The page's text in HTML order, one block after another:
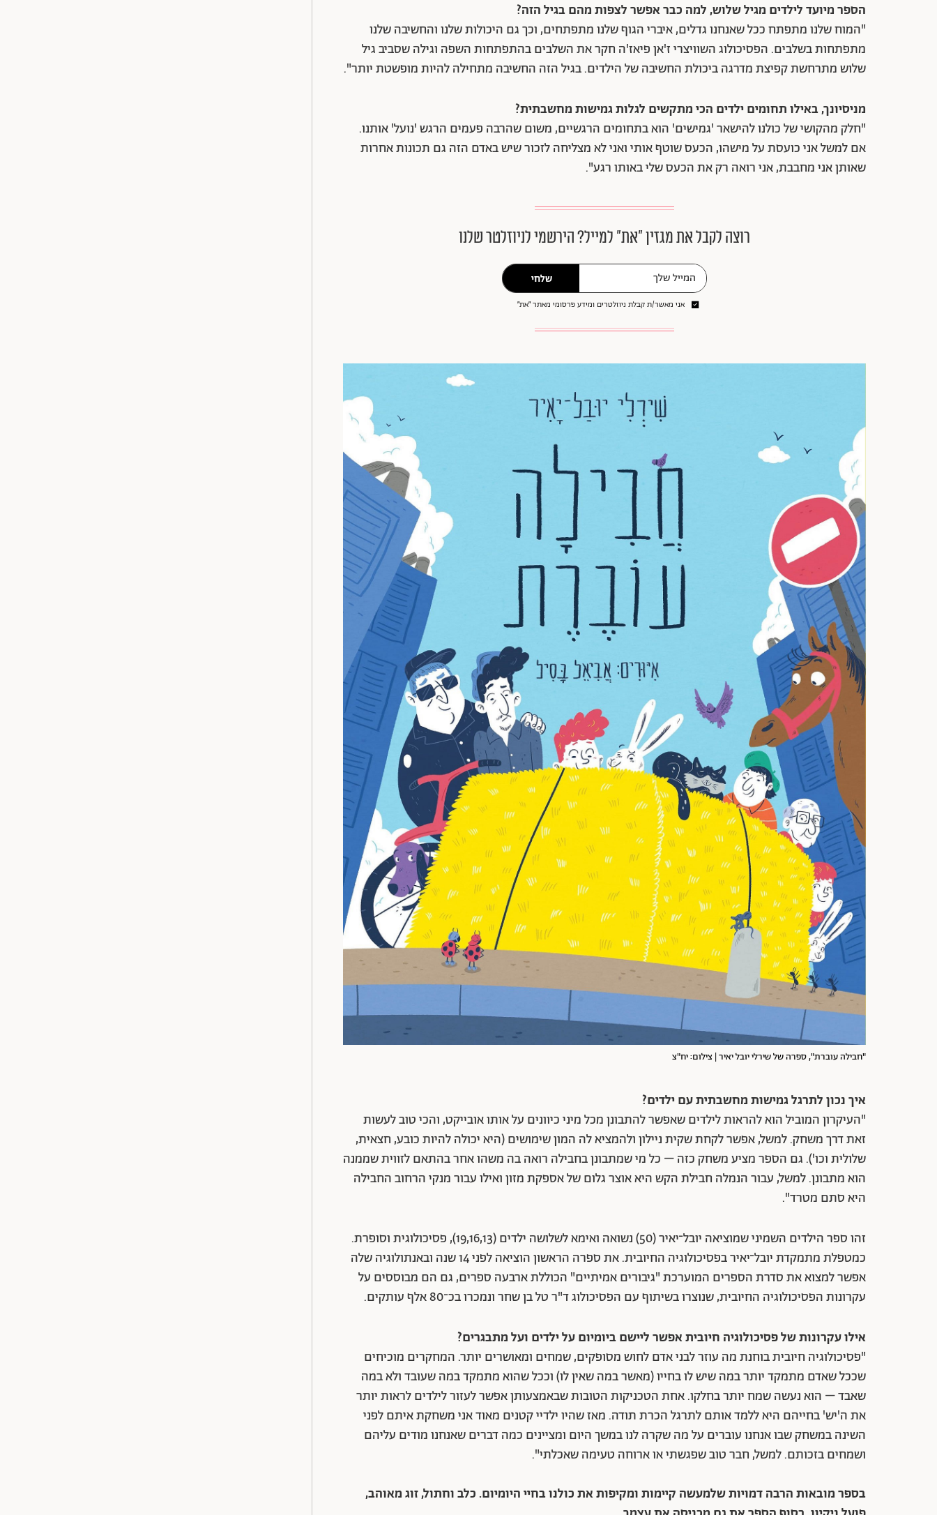
הספר מיועד לילדים מגיל שלוש, למה כבר אפשר לצפות מהם בגיל הזה?
"המוח שלנו מתפתח ככל שאנחנו גדלים, איברי הגוף שלנו מתפתחים, וכך גם היכולות שלנו והחשיבה שלנו
מתפתחות בשלבים. הפסיכולוג השוויצרי ז'אן פיאז'ה חקר את השלבים בהתפתחות השפה וגילה שסביב גיל
שלוש מתרחשת קפיצת מדרגה ביכולת החשיבה של הילדים. בגיל הזה החשיבה מתחילה להיות מופשטת יותר".
מניסיונך, באילו תחומים ילדים הכי מתקשים לגלות גמישות מחשבתית?
"חלק מהקושי של כולנו להישאר 'גמישים' הוא בתחומים הרגשיים, משום שהרבה פעמים הרגש 'נועל' אותנו.
אם למשל אני כועסת על מישהו, הכעס שוטף אותי ואני לא מצליחה לזכור שיש באדם הזה גם תכונות אחרות
שאותן אני מחבבת, אני רואה רק את הכעס שלי באותו רגע".
רוצה לקבל את מגזין ״את״ למייל? הירשמי לניוזלטר שלנו
שלחי
אני מאשר/ת קבלת ניוזלטרים ומידע פרסומי מאתר ״את״
"חבילה עוברת", ספרה של שירלי יובל יאיר | צילום: יח"צ
איך נכון לתרגל גמישות מחשבתית עם ילדים?
"העיקרון המוביל הוא להראות לילדים שאפשר להתבונן מכל מיני כיוונים על אותו אובייקט, והכי טוב לעשות
זאת דרך משחק. למשל, אפשר לקחת שקית ניילון ולהמציא לה המון שימושים (היא יכולה להיות כובע, חצאית,
שלולית וכו'). גם הספר מציע משחק כזה – כל מי שמתבונן בחבילה רואה בה משהו אחר בהתאם לזווית שממנה
הוא מתבונן. למשל, עבור הנמלה חבילת הקש היא אוצר גלום של אספקת מזון ואילו עבור מנקי הרחוב החבילה
היא סתם מטרד".
זהו ספר הילדים השמיני שמוציאה יובל־יאיר (50) נשואה ואימא לשלושה ילדים (19,16,13), פסיכולוגית וסופרת.
כמטפלת מתמקדת יובל־יאיר בפסיכולוגיה החיובית. את ספרה הראשון הוציאה לפני 14 שנה ובאנתולוגיה שלה
אפשר למצוא את סדרת הספרים המוערכת "גיבורים אמיתיים" הכוללת ארבעה ספרים, גם הם מבוססים על
עקרונות הפסיכולוגיה החיובית, שנוצרו בשיתוף עם הפסיכולוג ד"ר טל בן שחר ונמכרו בכ־80 אלף עותקים.
אילו עקרונות של פסיכולוגיה חיובית אפשר ליישם ביומיום על ילדים ועל מתבגרים?
"פסיכולוגיה חיובית בוחנת מה עוזר לבני אדם לחוש מסופקים, שמחים ומאושרים יותר. המחקרים מוכיחים
שככל שאדם מתמקד יותר במה שיש לו בחייו (מאשר במה שאין לו) וככל שהוא מתמקד במה שעובד ולא במה
שאבד – הוא נעשה שמח יותר בחלקו. אחת הטכניקות הטובות שבאמצעותן אפשר לעזור לילדים לראות יותר
את ה'יש' בחייהם היא ללמד אותם לתרגל הכרת תודה. מאז שהיו ילדיי קטנים מאוד אני משחקת איתם לפני
השינה במשחק שבו אנחנו עוברים על מה שקרה לנו במשך היום ומציינים כמה דברים שאנחנו מודים עליהם
ושמחים בזכותם. למשל, חבר טוב שפגשתי או ארוחה טעימה שאכלתי".
בספר מובאות הרבה דמויות שלמעשה קיימות ומקיפות את כולנו בחיי היומיום. כלב וחתול, זוג מאוהב,